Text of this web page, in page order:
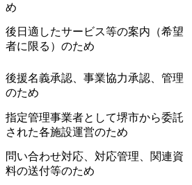
め
後日適したサービス等の案内（希望
者に限る）のため
後援名義承認、事業協力承認、管理
のため
指定管理事業者として堺市から委託
された各施設運営のため
問い合わせ対応、対応管理、関連資
料の送付等のため